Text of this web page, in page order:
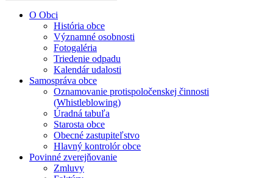
O Obci
História obce
Významné osobnosti
Fotogaléria
Triedenie odpadu
Kalendár udalosti
Samospráva obce
Oznamovanie protispoločenskej činnosti
(Whistleblowing)
Úradná tabuľa
Starosta obce
Obecné zastupiteľstvo
Hlavný kontrolór obce
Povinné zverejňovanie
Zmluvy